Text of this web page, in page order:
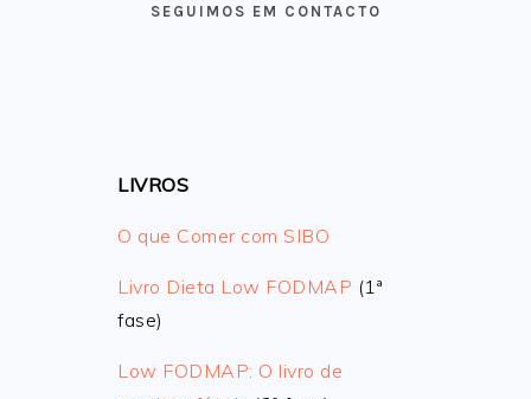
SEGUIMOS EM CONTACTO
LIVROS
O que Comer com SIBO
Livro Dieta Low FODMAP (1ª
fase)
Low FODMAP: O livro de